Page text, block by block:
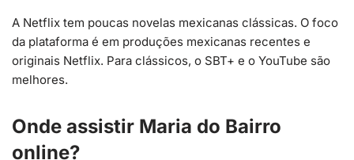
A Netflix tem poucas novelas mexicanas clássicas. O foco
da plataforma é em produções mexicanas recentes e
originais Netflix. Para clássicos, o SBT+ e o YouTube são
melhores.
Onde assistir Maria do Bairro
online?